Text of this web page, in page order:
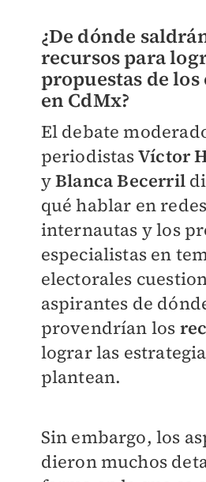
¿De dónde
recursos para
propuestas de
en CdMx?
El debate
periodistasVíctor
yBlanca Becerril
qué hablar en
internautas y los
especialistas en
electorales
aspirantes de
provendrían los
lograr las
plantean.
Sin embargo, los
dieron muchos